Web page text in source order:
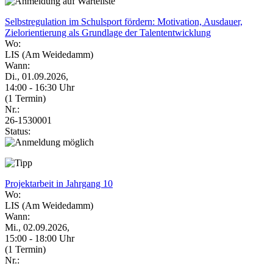
Selbstregulation im Schulsport fördern: Motivation, Ausdauer,
Zielorientierung als Grundlage der Talententwicklung
Wo:
LIS (Am Weidedamm)
Wann:
Di., 01.09.2026,
14:00 - 16:30 Uhr
(1 Termin)
Nr.:
26-1530001
Status:
Projektarbeit in Jahrgang 10
Wo:
LIS (Am Weidedamm)
Wann:
Mi., 02.09.2026,
15:00 - 18:00 Uhr
(1 Termin)
Nr.: